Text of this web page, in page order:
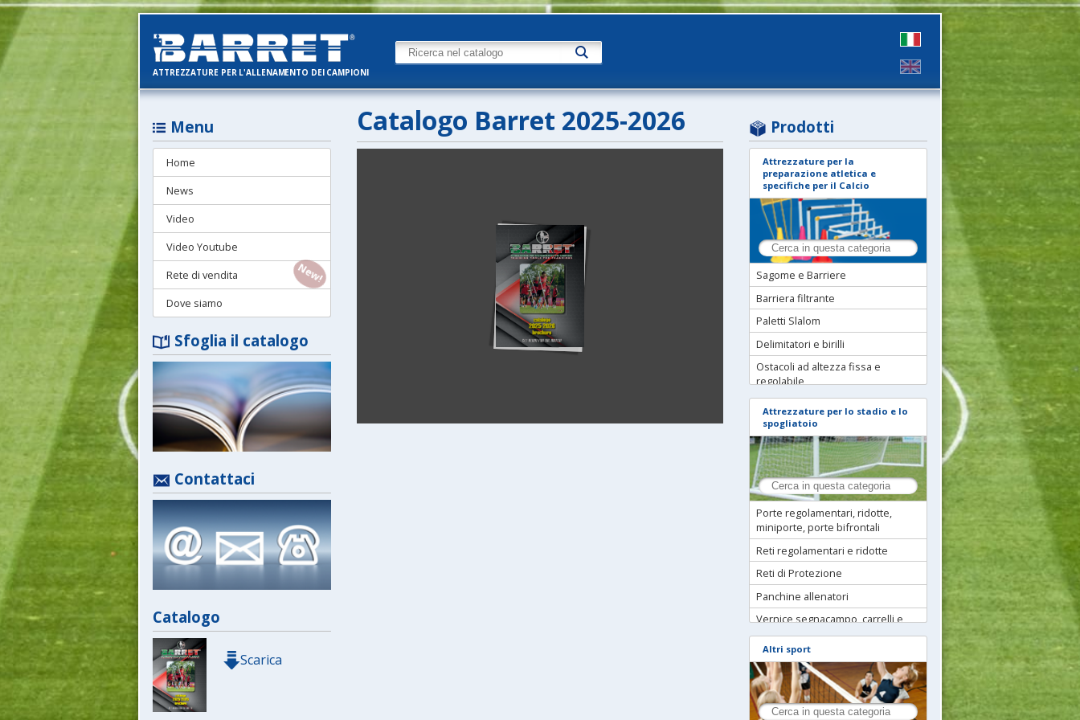
ATTREZZATURE PER L'ALLENAMENTO DEI CAMPIONI
Menu
Home
News
Video
Video Youtube
Rete di vendita
Dove siamo
Sfoglia il catalogo
Contattaci
Catalogo
Scarica
Prodotti
Attrezzature per la
preparazione atletica e
specifiche per il Calcio
Sagome e Barriere
Barriera filtrante
Paletti Slalom
Delimitatori e birilli
Ostacoli ad altezza fissa e
regolabile
Forche
Archi di precisione
Muri e Telai con rete
Deviatori di traiettoria
Cross Training, Reti per calci di
precisione
Strutture instabili e tavolette
propriocettive, plinti
Trampolini
Attrezzi speciali, scalette e bande
Kit tecnico scuola calcio
Fitness Equipment
Numeri Termosaldabili
Attrezzature per lo stadio e lo
spogliatoio
Porte regolamentari, ridotte,
miniporte, porte bifrontali
Reti regolamentari e ridotte
Reti di Protezione
Panchine allenatori
Vernice segnacampo, carrelli e
traccialinee
Sedute per gradinate e tribune
modulari per interno ed esterno
Arredi spogliatoio ed infermeria
Tunnel uscita spogliatoi
Altri sport
Catalogo Barret 2025-2026